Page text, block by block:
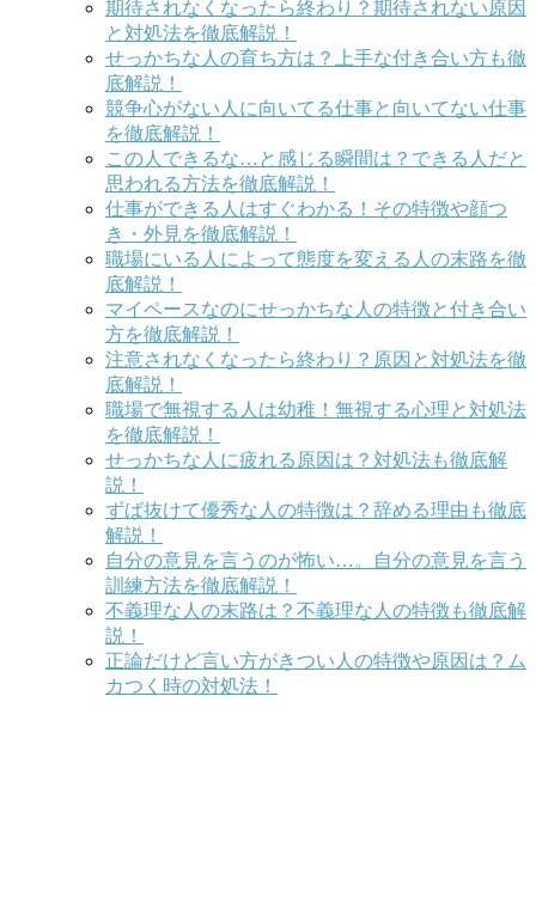
期待されなくなったら終わり？期待されない原因
と対処法を徹底解説！
せっかちな人の育ち方は？上手な付き合い方も徹
底解説！
競争心がない人に向いてる仕事と向いてない仕事
を徹底解説！
この人できるな…と感じる瞬間は？できる人だと
思われる方法を徹底解説！
仕事ができる人はすぐわかる！その特徴や顔つ
き・外見を徹底解説！
職場にいる人によって態度を変える人の末路を徹
底解説！
マイペースなのにせっかちな人の特徴と付き合い
方を徹底解説！
注意されなくなったら終わり？原因と対処法を徹
底解説！
職場で無視する人は幼稚！無視する心理と対処法
を徹底解説！
せっかちな人に疲れる原因は？対処法も徹底解
説！
ずば抜けて優秀な人の特徴は？辞める理由も徹底
解説！
自分の意見を言うのが怖い…。自分の意見を言う
訓練方法を徹底解説！
不義理な人の末路は？不義理な人の特徴も徹底解
説！
正論だけど言い方がきつい人の特徴や原因は？ム
カつく時の対処法！